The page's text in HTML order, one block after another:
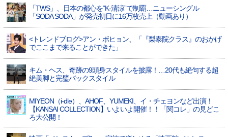
「TWS」、日本の都心を“K-清涼”で制覇…ニューシングル
「SODA SODA」が発売初日に16万枚売上（動画あり）
<トレンドブログ>アン・ボヒョン、「『梨泰院クラス』のおかげ
でここまで来ることができた」
キム・ヘス、奇跡の9頭身スタイルを披露！…20代も絶句する超
絶美脚と完璧バックスタイル
MIYEON（i-dle）、​AHOF​、YUMEKI、イ・チェヨンなど出演！
【KANSAI COLLECTION】いよいよ開催！！「関コレ」の見どこ
ろ大公開！